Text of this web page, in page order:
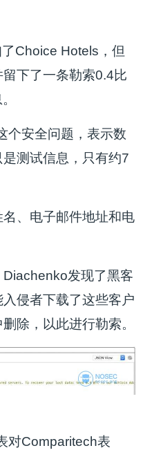
Choice Hotels，但
下了一条勒索0.4比
个安全问题，表示数
测试信息，只有约7
、电子邮件地址和电
发现了黑客
侵者下载了这些客户
除，以此进行勒索。
对Comparitech表